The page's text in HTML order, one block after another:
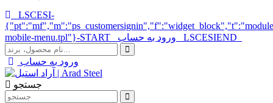
_LSCESI-
mobile-menu.tpl"}-START_ ورود به حساب _LSCESIEND_
ورود به حساب
جستجو